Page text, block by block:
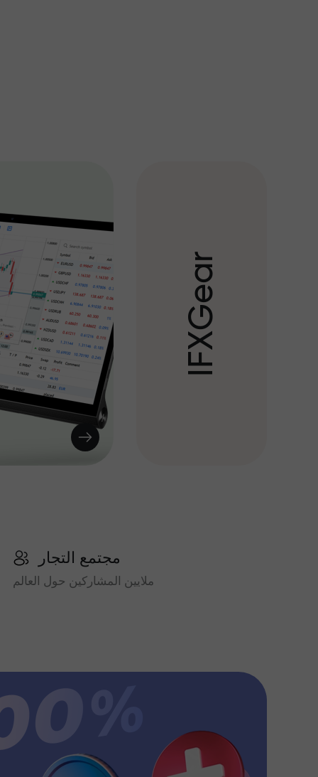
I
F
X
G
e
a
r
مجتمع التجار
ملايين المشاركين حول العالم